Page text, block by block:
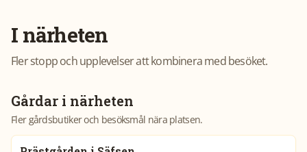
I närheten
Fler stopp och upplevelser att kombinera med besöket.
Gårdar i närheten
Fler gårdsbutiker och besöksmål nära platsen.